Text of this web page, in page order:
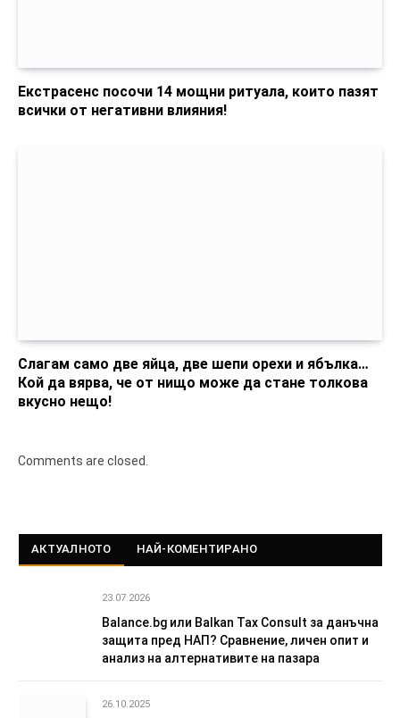
Екстрасенс посочи 14 мощни ритуала, които пазят
всички от негативни влияния!
Слагам само две яйца, две шепи орехи и ябълка…
Кой да вярва, че от нищо може да стане толкова
вкусно нещо!
Comments are closed.
АКТУАЛНОТО НАЙ-КОМЕНТИРАНО
23.07.2026
Balance.bg или Balkan Tax Consult за данъчна
защита пред НАП? Сравнение, личен опит и
анализ на алтернативите на пазара
26.10.2025